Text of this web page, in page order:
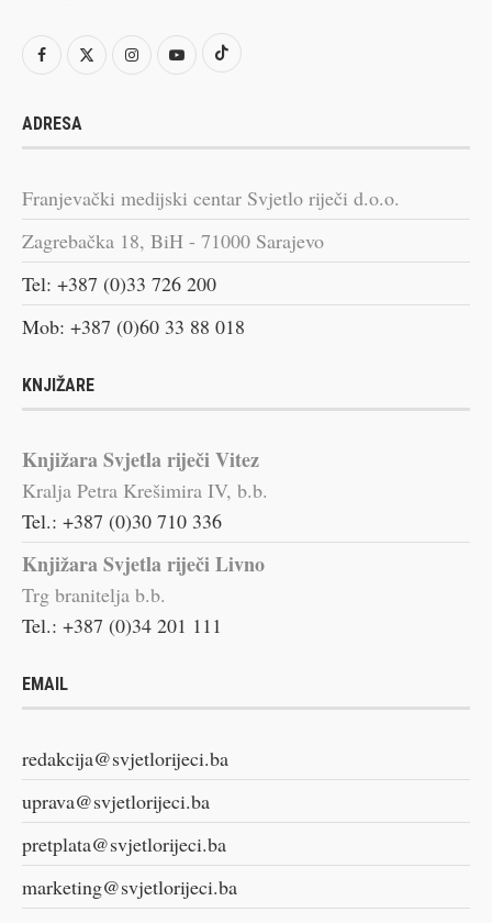
ADRESA
Franjevački medijski centar Svjetlo riječi d.o.o.
Zagrebačka 18, BiH - 71000 Sarajevo
Tel: +387 (0)33 726 200
Mob: +387 (0)60 33 88 018
KNJIŽARE
Knjižara Svjetla riječi Vitez
Kralja Petra Krešimira IV, b.b.
Tel.: +387 (0)30 710 336
Knjižara Svjetla riječi Livno
Trg branitelja b.b.
Tel.: +387 (0)34 201 111
EMAIL
redakcija@svjetlorijeci.ba
uprava@svjetlorijeci.ba
pretplata@svjetlorijeci.ba
marketing@svjetlorijeci.ba